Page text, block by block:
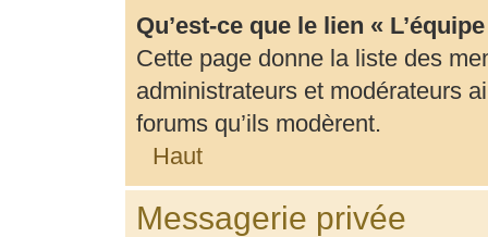
Qu’est-ce que le lien «
Cette page donne la liste des
administrateurs et modérateurs
forums qu’ils modèrent.
Haut
Messagerie privée